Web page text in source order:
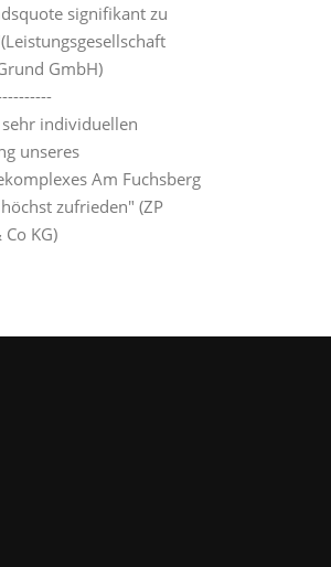
signifikant zu
GmbH)
individuellen
unseres
Am Fuchsberg
zufrieden" (ZP
KG)